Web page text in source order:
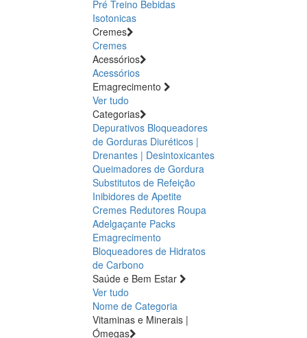
Pré Treino Bebidas
Isotonicas
Cremes
Cremes
Acessórios
Acessórios
Emagrecimento
Ver tudo
Categorias
Depurativos Bloqueadores
de Gorduras Diuréticos |
Drenantes | Desintoxicantes
Queimadores de Gordura
Substitutos de Refeição
Inibidores de Apetite
Cremes Redutores Roupa
Adelgaçante Packs
Emagrecimento
Bloqueadores de Hidratos
de Carbono
Saúde e Bem Estar
Ver tudo
Nome de Categoria
Vitaminas e Minerais |
Ómegas